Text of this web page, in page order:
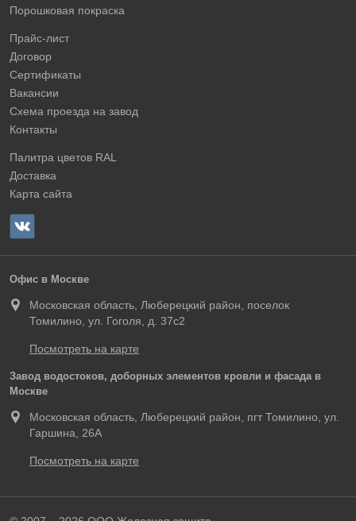
Порошковая покраска
Прайс-лист
Договор
Сертификаты
Вакансии
Схема проезда на завод
Контакты
Палитра цветов RAL
Доставка
Карта сайта
Офис в Москве
Московская область, Люберецкий район, поселок
Томилино, ул. Гоголя, д. 37с2
Посмотреть на карте
Завод водостоков, доборных элементов кровли и фасада в
Москве
Московская область, Люберецкий район, пгт Томилино, ул.
Гаршина, 26А
Посмотреть на карте